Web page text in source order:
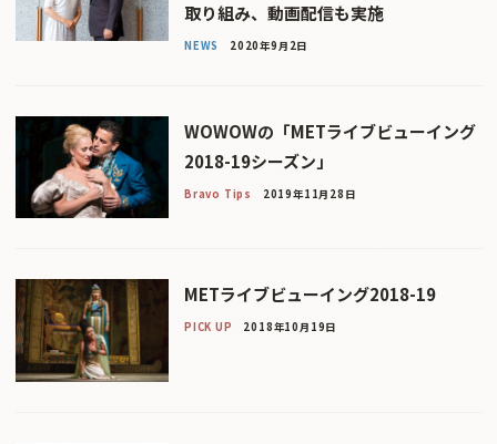
取り組み、動画配信も実施
NEWS 2020年9月2日
WOWOWの「METライブビューイング
2018-19シーズン」
Bravo Tips 2019年11月28日
METライブビューイング2018-19
PICK UP 2018年10月19日